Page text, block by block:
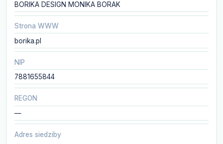
BORIKA DESIGN MONIKA BORAK
Strona WWW
borika.pl
NIP
7881655844
REGON
—
Adres siedziby